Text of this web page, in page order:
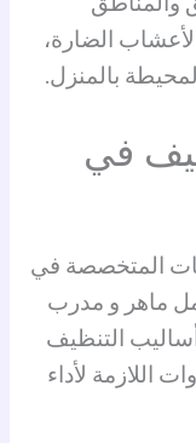
الضارة،
بالمنزل.
في
المتخصصة في
ماهر و مدرب
أساليب التنظيف
اللازمة لأداء